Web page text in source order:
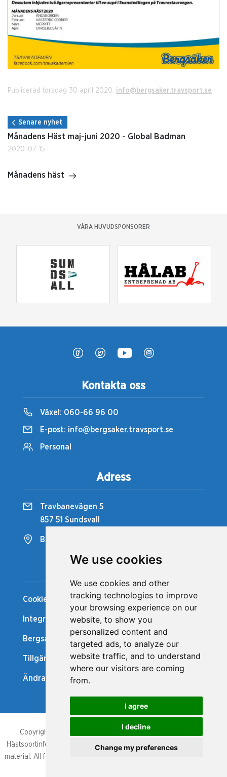
We use cookies
We use cookies and other
tracking technologies to improve
your browsing experience on our
website, to show you
personalized content and
targeted ads, to analyze our
website traffic, and to understand
where our visitors are coming
from.
I agree
I decline
Change my preferences
Publicerad torsdag 30 april 2020. info@bergsaker.travsport.se
Senare nyhet
Månadens Häst maj-juni 2020 - Global Badman
2020-07-15
Månadens häst
VÅRA HUVUDSPONSORER
Cookiepolicy
Integritetspolicy
Bergsåker Nytt
Tillgänglighetsredogörelse
Ändra cookie-inställningar
Kontakta oss
Växel: 060-66 96 00
E-post: info@bergsaker.travsport.se
Personal
Adress
Travbanevägen 5
857 51 Sundsvall
Bergsåkers Travbana
Copyright/database right, Bergsåker och Svensk Travsport.
Hästsportinformationen som publicerats är upphovsrättsligt skyddat
material. All form av kopiering, av hela eller delar av den publicerade